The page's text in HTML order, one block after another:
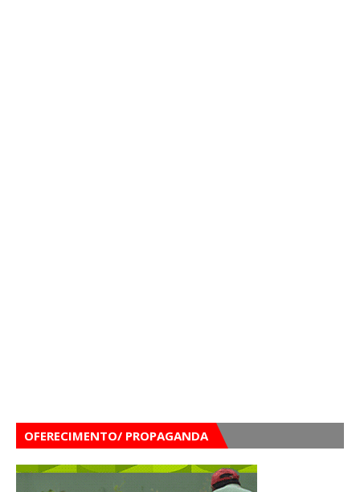
OFERECIMENTO/ PROPAGANDA